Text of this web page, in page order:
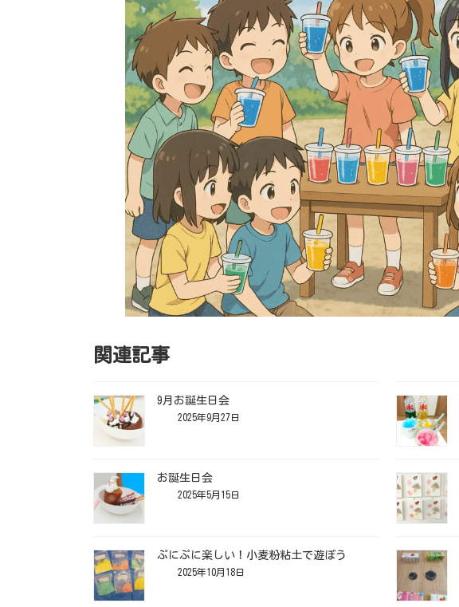
関連記事
9月お誕生日会
2025年9月27日
お誕生日会
2025年5月15日
ぷにぷに楽しい！小麦粉粘土で遊ぼう
2025年10月18日